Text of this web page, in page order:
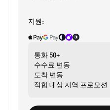
지원:
통화 50+
수수료 변동
도착 변동
적합 대상 지역 프로모션